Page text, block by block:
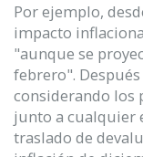
Por ejemplo,
impacto
"aunque se
febrero".
considerando los
junto a cualquier
traslado de